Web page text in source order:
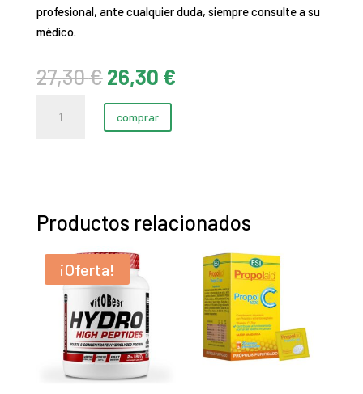
profesional, ante cualquier duda, siempre consulte a su
médico.
27,30€ El
precio
original
era:
26,30 €El
Carnitine
comprar
Productos relacionados
¡Oferta!